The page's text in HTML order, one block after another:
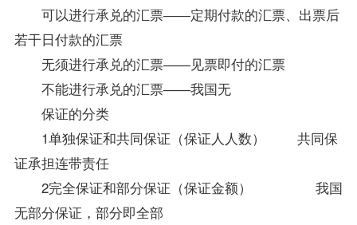
可以进行承兑的汇票――定期付款的汇票、出票后
若干日付款的汇票
无须进行承兑的汇票――见票即付的汇票
不能进行承兑的汇票――我国无
保证的分类
1单独保证和共同保证（保证人人数） 共同保
证承担连带责任
2完全保证和部分保证（保证金额） 我国
无部分保证，部分即全部